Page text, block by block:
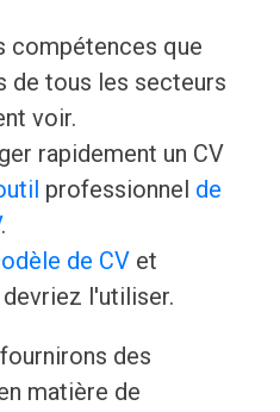
compétences que
de tous les secteurs
voir.
rapidement un CV
professionnel de
.
de CVet
l'utiliser.
des
matière de